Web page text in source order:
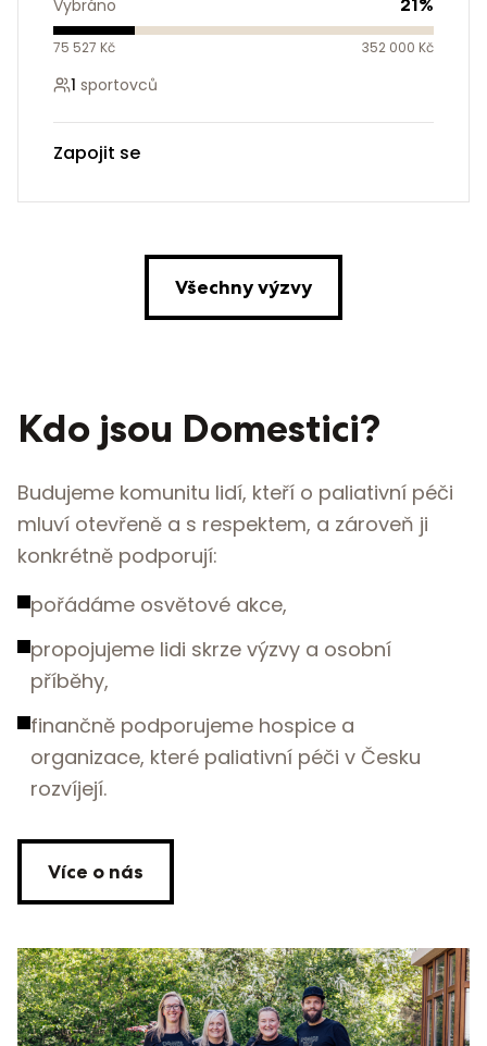
Vybráno
75 527 Kč 352 000 Kč
1 sportovců
Zapojit se
Všechny výzvy
Kdo jsou Domestici?
Budujeme komunitu lidí, kteří o paliativní péči
mluví otevřeně a s respektem, a zároveň ji
konkrétně podporují:
pořádáme osvětové akce,
propojujeme lidi skrze výzvy a osobní
příběhy,
finančně podporujeme hospice a
organizace, které paliativní péči v Česku
rozvíjejí.
Více o nás